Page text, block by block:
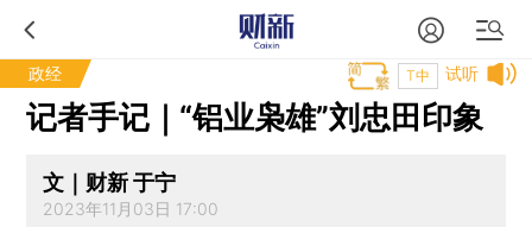
政经 试听
T中
记者手记｜“铝业枭雄”刘忠田印象
文｜财新 于宁
2023年11月03日 17:00